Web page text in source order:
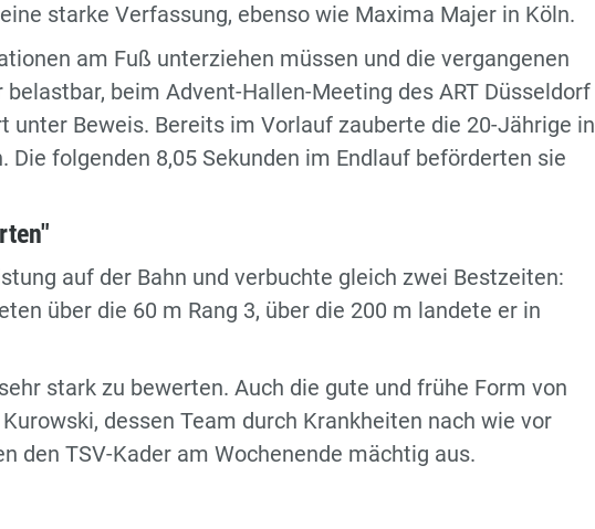
starke Verfassung, ebenso wie Maxima Majer in Köln.
am Fuß unterziehen müssen und die vergangenen
beim Advent-Hallen-Meeting des ART Düsseldorf
unter Beweis. Bereits im Vorlauf zauberte die 20-Jährige in
Die folgenden 8,05 Sekunden im Endlauf beförderten sie
auf der Bahn und verbuchte gleich zwei Bestzeiten:
über die 60 m Rang 3, über die 200 m landete er in
stark zu bewerten. Auch die gute und frühe Form von
dessen Team durch Krankheiten nach wie vor
den TSV-Kader am Wochenende mächtig aus.